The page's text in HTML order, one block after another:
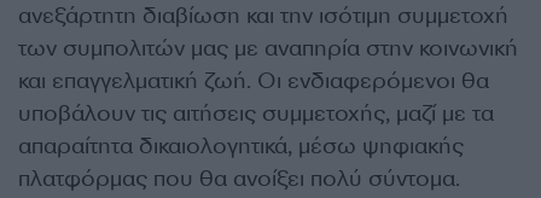
ανεξάρτητη διαβίωση και την ισότιμη συμμετοχή
των συμπολιτών μας με αναπηρία στην κοινωνική
και επαγγελματική ζωή. Οι ενδιαφερόμενοι θα
υποβάλουν τις αιτήσεις συμμετοχής, μαζί με τα
απαραίτητα δικαιολογητικά, μέσω ψηφιακής
πλατφόρμας που θα ανοίξει πολύ σύντομα.